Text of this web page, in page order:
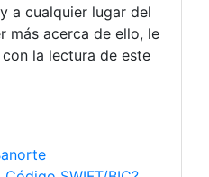
a cualquier lugar del
más acerca de ello, le
la lectura de este